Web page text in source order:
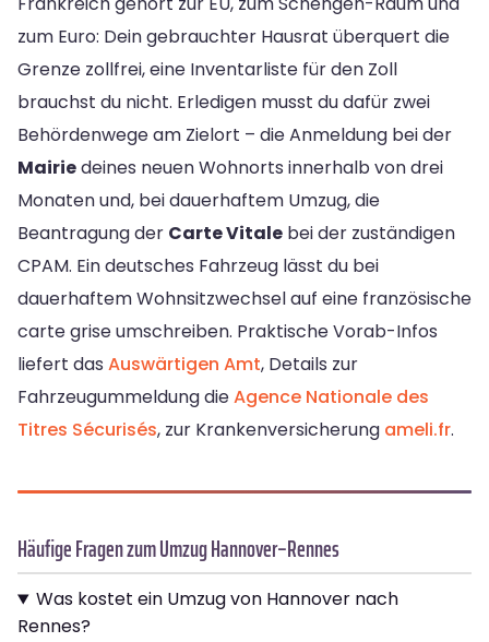
zum Euro: Dein gebrauchter Hausrat überquert die
Grenze zollfrei, eine Inventarliste für den Zoll
brauchst du nicht. Erledigen musst du dafür zwei
Behördenwege am Zielort – die Anmeldung bei der
Mairiedeines neuen Wohnorts innerhalb von drei
Monaten und, bei dauerhaftem Umzug, die
Beantragung der Carte Vitale bei der zuständigen
CPAM. Ein deutsches Fahrzeug lässt du bei
dauerhaftem Wohnsitzwechsel auf eine französische
carte grise umschreiben. Praktische Vorab-Infos
liefert das Auswärtigen Amt, Details zur
Fahrzeugummeldung dieAgence Nationale des
Titres Sécurisés, zur Krankenversicherung ameli.fr.
Häufige Fragen zum Umzug Hannover–Rennes
Was kostet ein Umzug von Hannover nach
Rennes?